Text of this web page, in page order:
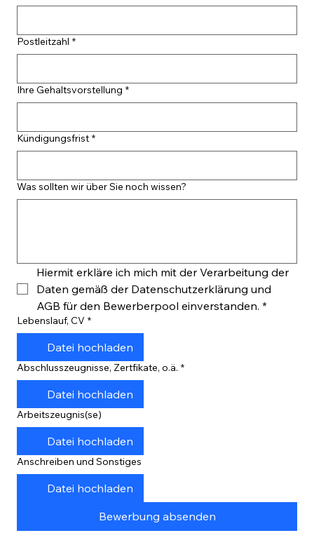
Postleitzahl *
Ihre Gehaltsvorstellung *
Kündigungsfrist *
Was sollten wir über Sie noch wissen?
Hiermit erkläre ich mich mit der Verarbeitung der
Daten gemäß der Datenschutzerklärung und
AGB für den Bewerberpool einverstanden. *
Lebenslauf, CV *
Datei hochladen
Abschlusszeugnisse, Zertfikate, o.ä. *
Datei hochladen
Arbeitszeugnis(se)
Datei hochladen
Anschreiben und Sonstiges
Datei hochladen
Bewerbung absenden